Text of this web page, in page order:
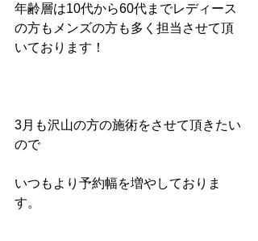
年齢層は10代から60代までレディース
の方もメンズの方も多く担当させて頂
いております！
3月も沢山の方の施術をさせて頂きたい
ので
いつもより予約幅を増やしておりま
す。